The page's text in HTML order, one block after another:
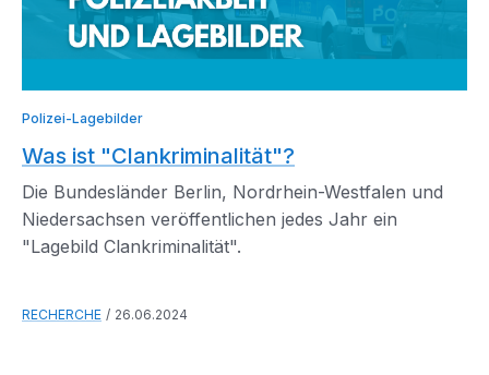
Polizei-Lagebilder
Was ist "Clankriminalität"?
Die Bundesländer Berlin, Nordrhein-Westfalen und
Niedersachsen veröffentlichen jedes Jahr ein
"Lagebild Clankriminalität".
RECHERCHE 26.06.2024